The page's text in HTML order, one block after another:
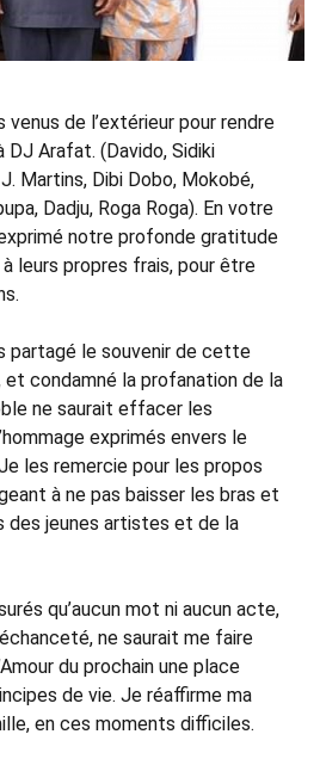
venus de l’extérieur pour rendre
DJ Arafat. (Davido, Sidiki
Martins, Dibi Dobo, Mokobé,
Dadju, Roga Roga). En votre
notre profonde gratitude
leurs propres frais, pour être
partagé le souvenir de cette
condamné la profanation de la
ne saurait effacer les
exprimés envers le
les remercie pour les propos
à ne pas baisser les bras et
des jeunes artistes et de la
qu’aucun mot ni aucun acte,
ne saurait me faire
du prochain une place
de vie. Je réaffirme ma
en ces moments difficiles.